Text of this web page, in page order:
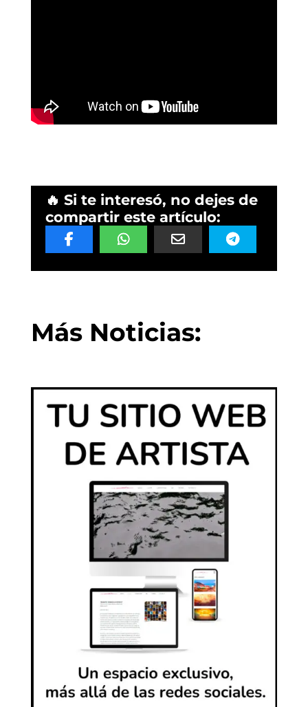
🔥 Si te interesó, no dejes de
compartir este artículo:
Más Noticias: